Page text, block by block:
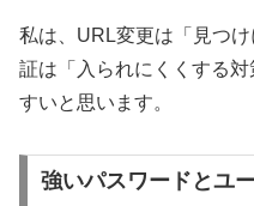
私は、URL変更は「見つ
証は「入られにくくする
すいと思います。
強いパスワードとユ